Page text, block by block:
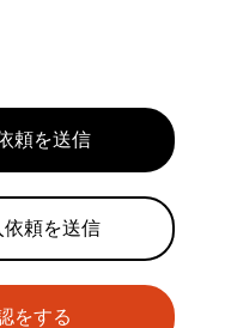
頼を送信
頼を送信
をする